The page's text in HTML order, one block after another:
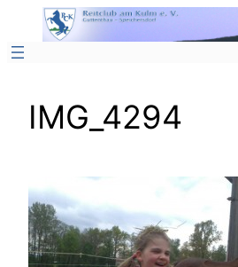
Inhalt
springen
IMG_4294